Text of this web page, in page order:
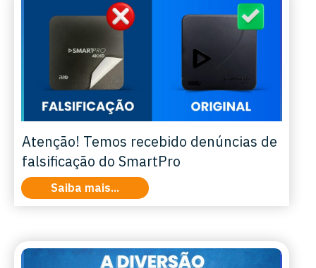
Atenção! Temos recebido denúncias de
falsificação do SmartPro
Saiba mais...